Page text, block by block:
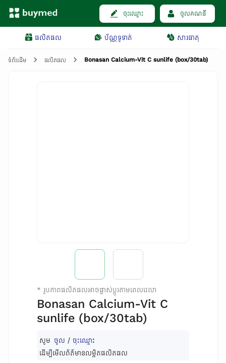
ចុះឈ្មោះ ចូលគណនី
ផលិតផល ប័ណ្ណទូទាត់ សារធាតុ
ទំព័រដើម ផលិតផល Bonasan Calcium-Vit C sunlife (box/30tab)
* រូបភាពផលិតផលអាចផ្លាស់ប្តូរតាមពេលវេលា
Bonasan Calcium-Vit C
sunlife (box/30tab)
សូម ចូល / ចុះឈ្មោះ
ដើម្បីមើលព័ត៌មានលម្អិតផលិតផល